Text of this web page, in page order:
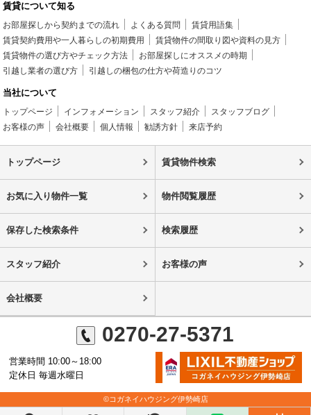
賃貸について知る
お部屋探しから契約までの流れ よくある質問
賃貸用語集
賃貸契約費用や一人暮らしの初期費用
賃貸物件の間取り図や資料の見方
賃貸物件の選び方やチェック方法
お部屋探しにオススメの時期
引越し業者の選び方
引越しの梱包の仕方や荷造りのコツ
当社について
トップページ インフォメーション スタッフ紹介
スタッフブログ
お客様の声
会社概要 個人情報 勧誘方針 来店予約
トップページ 賃貸物件検索
お気に入り物件一覧 物件閲覧履歴
保存した検索条件 検索履歴
スタッフ紹介 お客様の声
会社概要
0270-27-5371
営業時間 10:00～18:00
定休日 毎週水曜日
©コガネイハウジング伊勢崎店